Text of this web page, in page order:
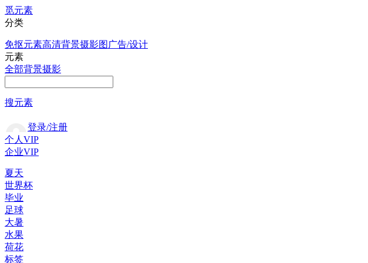
觅元素
分类
免抠元素高清背景摄影图 广告/设计
元素
全部背景摄影
搜元素
登录/注册
个人VIP
企业VIP
夏天
世界杯
毕业
足球
大暑
水果
荷花
标签